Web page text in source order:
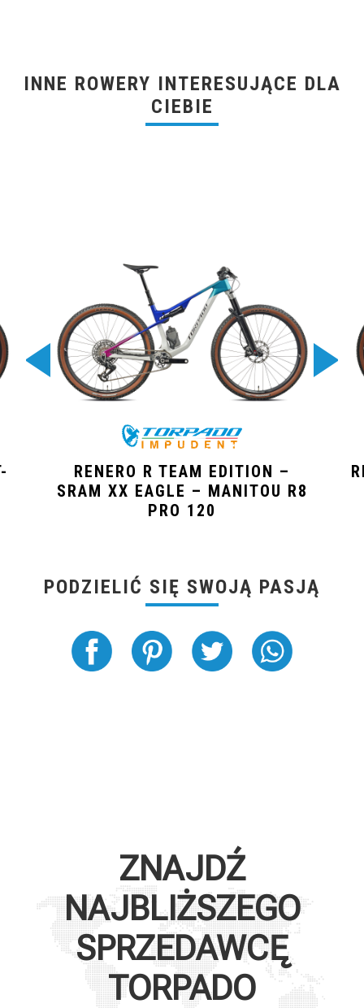
INNE ROWERY INTERESUJĄCE DLA
CIEBIE
RENERO R TEAM EDITION –
SRAM XX EAGLE – MANITOU R8
PRO 120
PODZIELIĆ SIĘ SWOJĄ PASJĄ
ZNAJDŹ
NAJBLIŻSZEGO
SPRZEDAWCĘ
TORPADO